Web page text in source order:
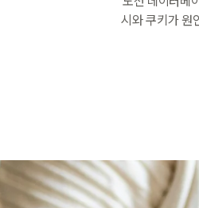
시와 쿠키가 원